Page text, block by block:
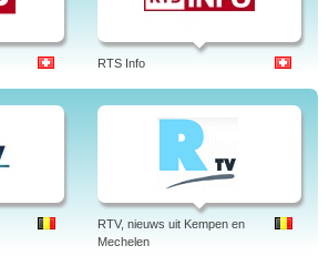
RTS Info
RTV, nieuws uit Kempen en
Mechelen